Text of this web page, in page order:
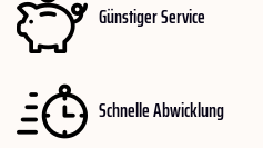
Günstiger Service
Schnelle Abwicklung